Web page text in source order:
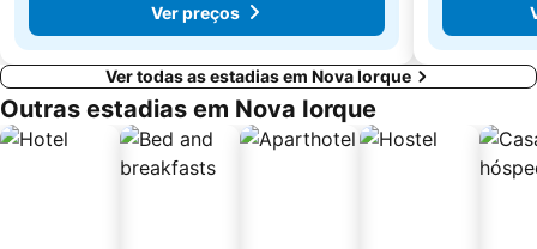
Ver preços
Ver todas as estadias em Nova Iorque
Outras estadias em Nova Iorque